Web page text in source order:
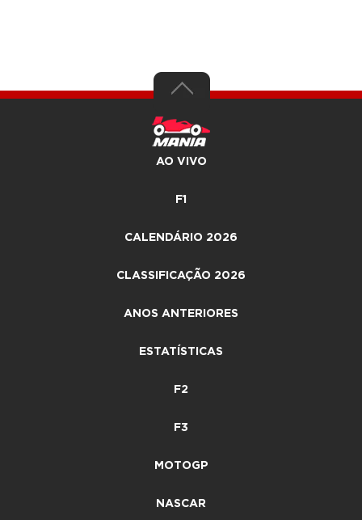
AO VIVO
F1
CALENDÁRIO 2026
CLASSIFICAÇÃO 2026
ANOS ANTERIORES
ESTATÍSTICAS
F2
F3
MOTOGP
NASCAR